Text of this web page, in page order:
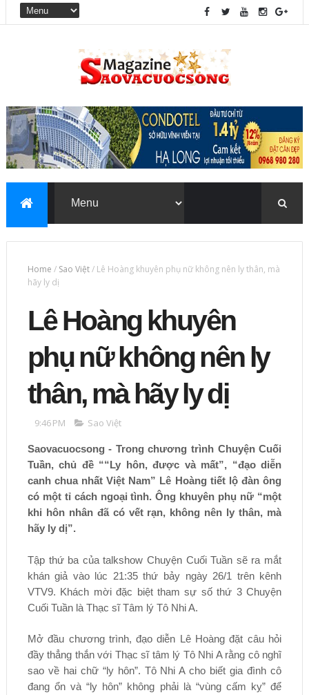
Home / Sao Việt/ Lê Hoàng khuyên phụ nữ không nên ly thân, mà
hãy ly dị
Lê Hoàng khuyên
phụ nữ không nên ly
thân, mà hãy ly dị
9:46 PM Sao Việt
Saovacuocsong - Trong chương trình Chuyện Cuối
Tuần, chủ đề ““Ly hôn, được và mất”, “đạo diễn
canh chua nhất Việt Nam” Lê Hoàng tiết lộ đàn ông
có một tỉ cách ngoại tình. Ông khuyên phụ nữ “một
khi hôn nhân đã có vết rạn, không nên ly thân, mà
hãy ly dị”.
Tập thứ ba của talkshow Chuyện Cuối Tuần sẽ ra mắt
khán giả vào lúc 21:35 thứ bảy ngày 26/1 trên kênh
VTV9. Khách mời đặc biệt tham sự số thứ 3 Chuyện
Cuối Tuần là Thạc sĩ Tâm lý Tô Nhi A.
Mở đầu chương trình, đạo diễn Lê Hoàng đặt câu hỏi
đầy thẳng thắn với Thạc sĩ tâm lý Tô Nhi A rằng cô nghĩ
sao về hai chữ “ly hôn”. Tô Nhi A cho biết gia đình cô
đang ổn và “ly hôn” không phải là “vùng cấm kỵ” để